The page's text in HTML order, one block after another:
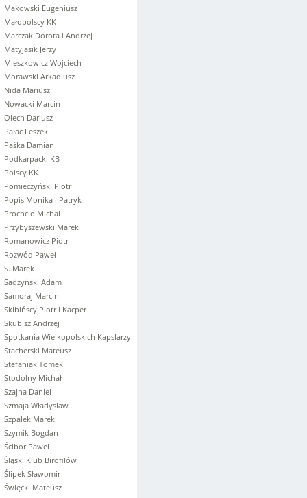
Makowski Eugeniusz
Małopolscy KK
Marczak Dorota i Andrzej
Matyjasik Jerzy
Mieszkowicz Wojciech
Morawski Arkadiusz
Nida Mariusz
Nowacki Marcin
Olech Dariusz
Pałac Leszek
Paśka Damian
Podkarpacki KB
Polscy KK
Pomieczyński Piotr
Popis Monika i Patryk
Prochcio Michał
Przybyszewski Marek
Romanowicz Piotr
Rozwód Paweł
S. Marek
Sadzyński Adam
Samoraj Marcin
Skibińscy Piotr i Kacper
Skubisz Andrzej
Spotkania Wielkopolskich Kapslarzy
Stacherski Mateusz
Stefaniak Tomek
Stodolny Michał
Szajna Daniel
Szmaja Władysław
Szpałek Marek
Szymik Bogdan
Ścibor Paweł
Śląski Klub Birofilów
Ślipek Sławomir
Święcki Mateusz